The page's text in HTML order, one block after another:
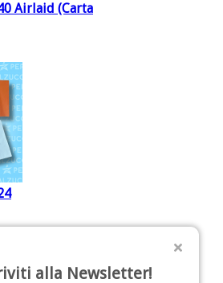
Airlaid (Carta
alla Newsletter!